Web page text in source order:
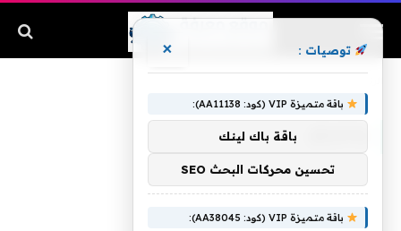
توصيات : ×
باقة متميزة VIP (كود: AA11138):
باقة باك لينك
تحسين محركات البحث SEO
باقة متميزة VIP (كود: AA38045):